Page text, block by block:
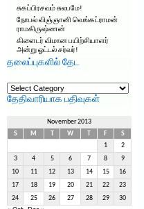
சுகப்பிரசவம் சுலபமே!
நோபல் விஞ்ஞானி வெங்கட்ராமன்
ராமகிருஷ்ணன்
கிளைடர் விமான பயிற்சியாளர்
அன்று ஓட்டல் சர்வர்!
தலைப்புகளில் தேட
தலைப்புகளில்
தேட
தேதிவாரியாக பதிவுகள்
November 2013
S
M W F
S
1
2
3 4 5 6 7 8 9
10 11 12 13 14 15 16
17 18 19 20 21 22 23
24 25 26 27 28 29 30